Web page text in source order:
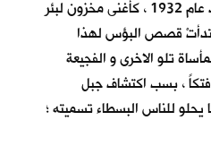
ابتدأ البئر ينتج ذهبه الاسود عام 1932 ، كأغنى مخزون لبئر
قصص البؤس لهذا
تلو الاخرى و الفجيعة
، بسب اكتشاف جبل
للناس البسطاء تسميته ؛